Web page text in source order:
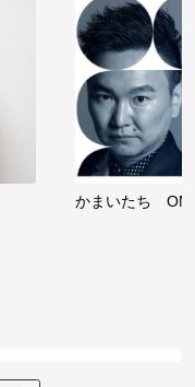
かまいたち